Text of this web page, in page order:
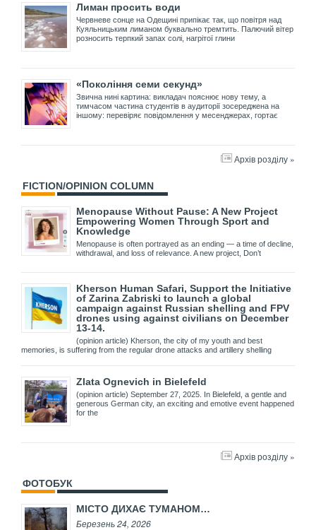
Лиман просить води
Червневе сонце на Одещині припікає так, що повітря над
Куяльницьким лиманом буквально тремтить. Палючий вітер
розносить терпкий запах солі, нагрітої глини
«Покоління семи секунд»
Звична нині картина: викладач пояснює нову тему, а
тимчасом частина студентів в аудиторії зосереджена на
іншому: перевіряє повідомлення у месенджерах, гортає
Архів розділу »
FICTION/OPINION COLUMN
Menopause Without Pause: A New Project
Empowering Women Through Sport and
Knowledge
Menopause is often portrayed as an ending — a time of decline,
withdrawal, and loss of relevance. A new project, Don’t
Kherson Human Safari, Support the Initiative
of Zarina Zabriski to launch a global
campaign against Russian shelling and FPV
drones using against civilians on December
13-14.
(opinion article) Kherson, the city of my youth and best
memories, is suffering from the regular drone attacks and artillery shelling
Zlata Ognevich in Bielefeld
(opinion article) September 27, 2025. In Bielefeld, a gentle and
generous German city, an exciting and emotive event happened
for the
Архів розділу »
ФОТОБУК
МІСТО ДИХАЄ ТУМАНОМ…
Березень 24, 2026